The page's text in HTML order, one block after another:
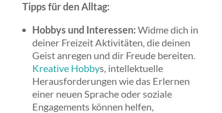
Tipps für den Alltag:
Hobbys und Interessen: Widme dich in
deiner Freizeit Aktivitäten, die deinen
Geist anregen und dir Freude bereiten.
Kreative Hobbys, intellektuelle
Herausforderungen wie das Erlernen
einer neuen Sprache oder soziale
Engagements können helfen,